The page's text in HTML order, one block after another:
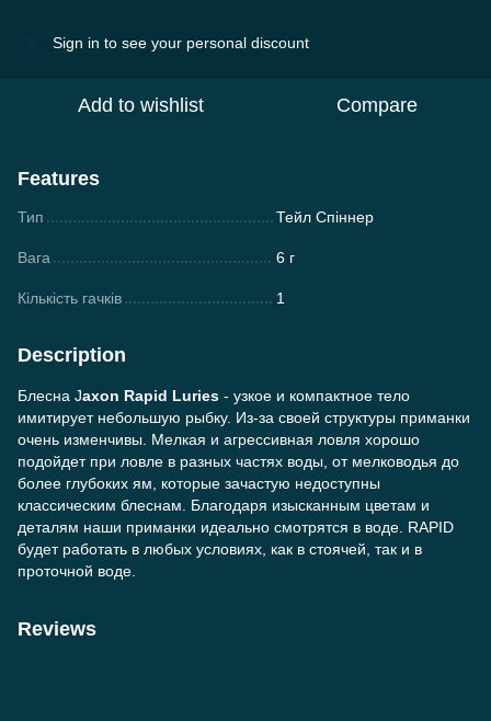
Sign in to see your personal discount
Add to wishlist Compare
Features
Тип Тейл Спіннер
Вага 6 г
Кількість гачків 1
Description
Блесна Jaxon Rapid Luries - узкое и компактное тело
имитирует небольшую рыбку. Из-за своей структуры приманки
очень изменчивы. Мелкая и агрессивная ловля хорошо
подойдет при ловле в разных частях воды, от мелководья до
более глубоких ям, которые зачастую недоступны
классическим блеснам. Благодаря изысканным цветам и
деталям наши приманки идеально смотрятся в воде. RAPID
будет работать в любых условиях, как в стоячей, так и в
проточной воде.
Reviews